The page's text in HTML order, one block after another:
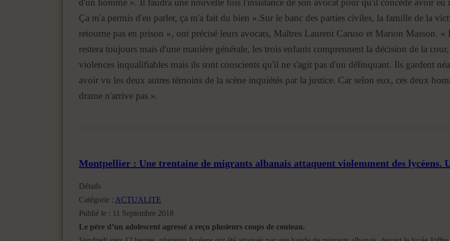
d'un homme ». Il faudra une nouvelle fois l'insistance de son avocat pour qu'il concède avoir eu
Ça m'a permis d'en parler, ça m'a fait du bien ».Sur le banc des parties civiles, la famille de la
retourne pas en prison », ont précisé leurs avocats, Maîtres Laurent Caruso et Marion Masson.
restera toujours mais d'une manière générale, les trois enfants comprennent la décision de la
violences inqualifiables mais ils sont conscients qu'il ne s'agit pas d'un délinquant. Ils gardent
avoir vu les deux autres témoins de la scène inquiétés par la justice. Car selon eux, ces deux
drame n'arrive pas ».
Montpellier : Une trentaine de migrants albanais attaquent violemment des lycéens.
Détails
Catégorie : ACTUALITE
Publié le : 11 Septembre 2018
Le père d’un adolescent agressé a reçu plusieurs coups de couteau.